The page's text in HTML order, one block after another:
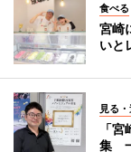
食べる
宮崎
いと
見る
「
集